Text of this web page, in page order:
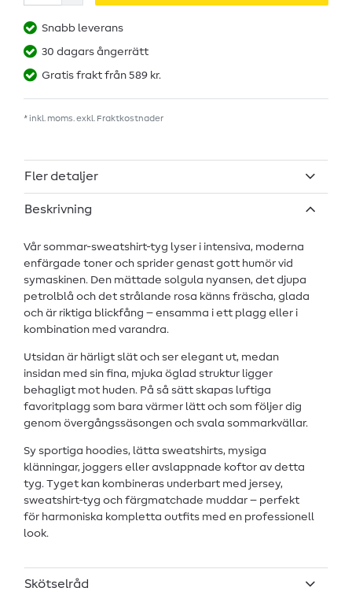
Snabb leverans
30 dagars ångerrätt
Gratis frakt från 589 kr.
* inkl. moms. exkl. Fraktkostnader
Fler detaljer
Beskrivning
Vår sommar-sweatshirt-tyg lyser i intensiva, moderna
enfärgade toner och sprider genast gott humör vid
symaskinen. Den mättade solgula nyansen, det djupa
petrolblå och det strålande rosa känns fräscha, glada
och är riktiga blickfång – ensamma i ett plagg eller i
kombination med varandra.
Utsidan är härligt slät och ser elegant ut, medan
insidan med sin fina, mjuka öglad struktur ligger
behagligt mot huden. På så sätt skapas luftiga
favoritplagg som bara värmer lätt och som följer dig
genom övergångssäsongen och svala sommarkvällar.
Sy sportiga hoodies, lätta sweatshirts, mysiga
klänningar, joggers eller avslappnade koftor av detta
tyg. Tyget kan kombineras underbart med jersey,
sweatshirt-tyg och färgmatchade muddar – perfekt
för harmoniska kompletta outfits med en professionell
look.
Skötselråd